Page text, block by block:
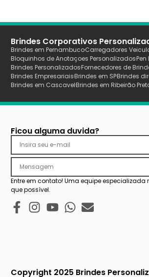
Brindes Corporativos
Brindes em PernambucoCarregadores
Bloquinhos de Anotaçoes Personalizados
Brindes PersonalizadosFornecedores de
Brindes EmpresariaisBrindes em SPBrindes
Brindes em CascavelBrindes em Ribeirão
Ficou alguma duvida?
Entre em contato! Uma equipe especializada
que possível.
Copyright 2025 Brindes